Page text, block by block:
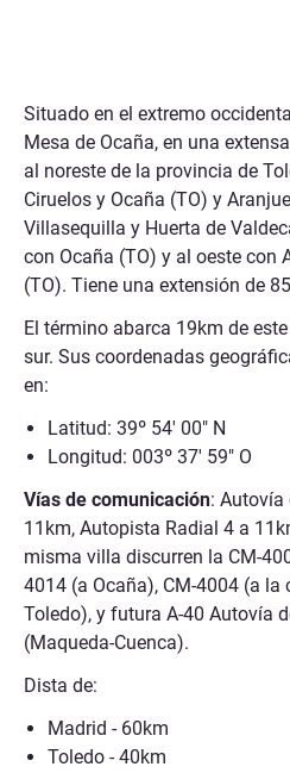
Situado en el extremo
Mesa de Ocaña, en una
al noreste de la provincia de
Ciruelos y Ocaña (TO) y
Villasequilla y Huerta de
con Ocaña (TO) y al oeste con
(TO). Tiene una extensión de
El término abarca 19km de
sur. Sus coordenadas
en:
Latitud: 39º 54' 00" N
Longitud: 003º 37' 59" O
Vías de comunicación: Autovía
11km, Autopista Radial 4 a
misma villa discurren la CM-
4014 (a Ocaña), CM-4004 (a la
Toledo), y futura A-40 Autovía
(Maqueda-Cuenca).
Dista de:
Madrid - 60km
Toledo - 40km